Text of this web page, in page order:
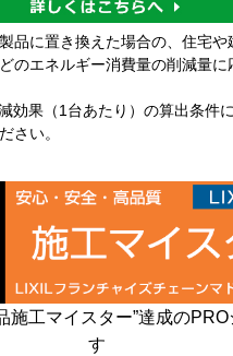
品に置き換えた場合の、住宅や
のエネルギー消費量の削減量に
効果（1台あたり）の算出条件に
さい。
施工マイスター”達成の
す